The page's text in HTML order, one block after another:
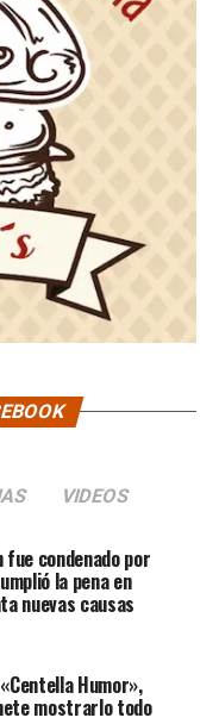
VIDEOS
fue condenado por
la pena en
nuevas causas
Humor»,
mostrarlo todo